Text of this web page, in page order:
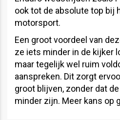
ook tot de absolute top bij
motorsport.
Een groot voordeel van
ze iets minder in de kijker
maar tegelijk wel ruim
aanspreken. Dit zorgt
groot blijven, zonder dat
minder zijn. Meer kans op